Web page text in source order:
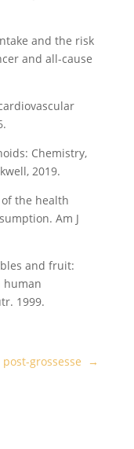
and the risk
and all-cause
Chemistry,
2019.
of the health
Am J
and fruit:
human
1999.
grossesse
→